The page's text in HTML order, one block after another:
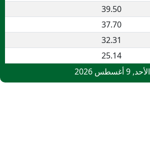
39.50
37.70
32.31
25.14
الأحد, 9 أغسطس 2026